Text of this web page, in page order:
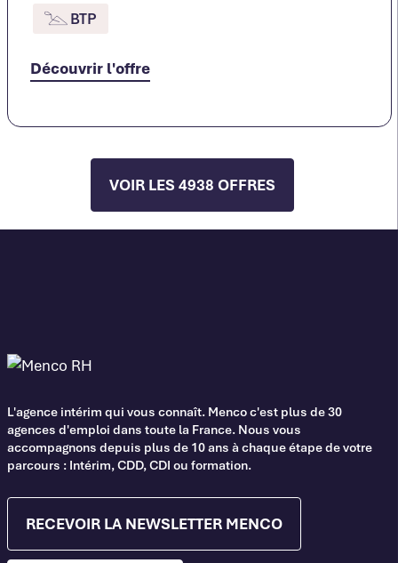
BTP
Découvrir l'offre
VOIR LES 4938 OFFRES
L'agence intérim qui vous connaît. Menco c'est plus de 30
agences d'emploi dans toute la France. Nous vous
accompagnons depuis plus de 10 ans à chaque étape de votre
parcours : Intérim, CDD, CDI ou formation.
RECEVOIR LA NEWSLETTER MENCO